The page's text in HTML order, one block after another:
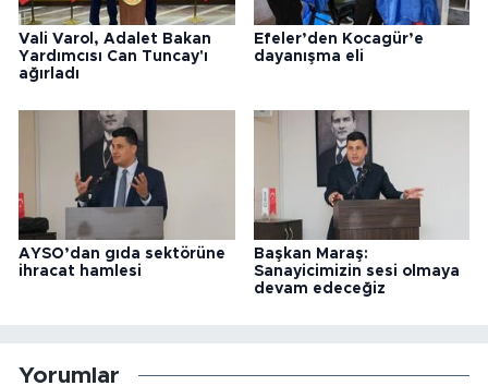
Vali Varol, Adalet Bakan
Yardımcısı Can Tuncay'ı
ağırladı
Efeler’den Kocagür’e
dayanışma eli
AYSO’dan gıda sektörüne
ihracat hamlesi
Başkan Maraş:
Sanayicimizin sesi olmaya
devam edeceğiz
Yorumlar